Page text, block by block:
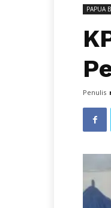
PAPUA
Penulis